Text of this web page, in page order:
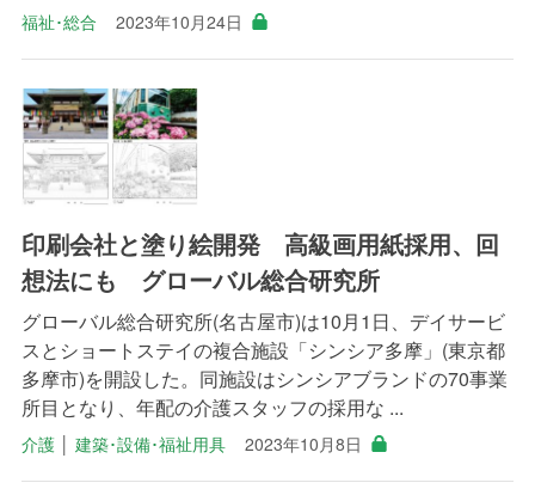
福祉･総合 2023年10月24日
印刷会社と塗り絵開発 高級画用紙採用、回
想法にも グローバル総合研究所
グローバル総合研究所(名古屋市)は10月1日、デイサービ
スとショートステイの複合施設「シンシア多摩」(東京都
多摩市)を開設した。同施設はシンシアブランドの70事業
所目となり、年配の介護スタッフの採用な ...
介護│ 建築･設備･福祉用具 2023年10月8日